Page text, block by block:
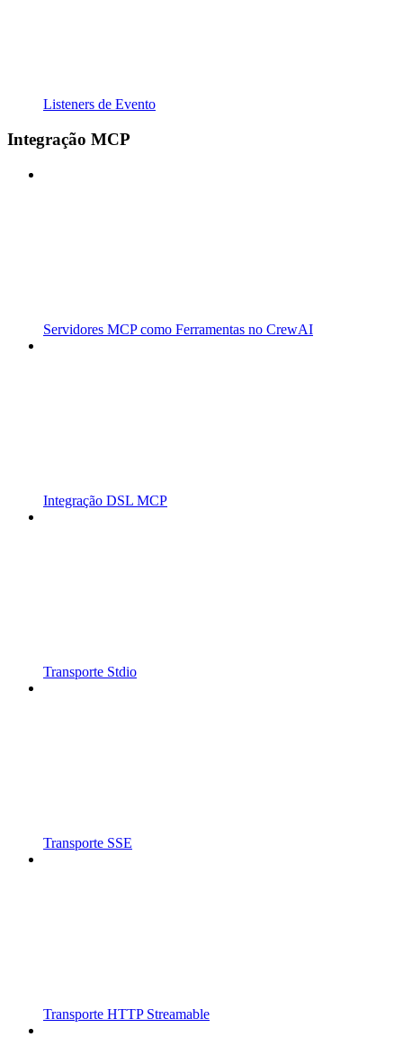
Listeners de Evento
Integração MCP
Servidores MCP como Ferramentas no CrewAI
Integração DSL MCP
Transporte Stdio
Transporte SSE
Transporte HTTP Streamable